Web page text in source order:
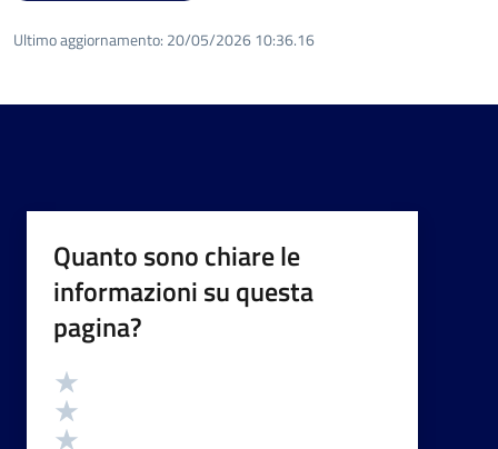
Ultimo aggiornamento: 20/05/2026 10:36.16
Quanto sono chiare le
informazioni su questa
pagina?
Valutazione